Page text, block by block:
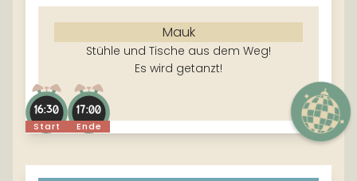
Mauk
Stühle und Tische aus dem Weg!
Es wird getanzt!
Start
16:30
Ende
17:00